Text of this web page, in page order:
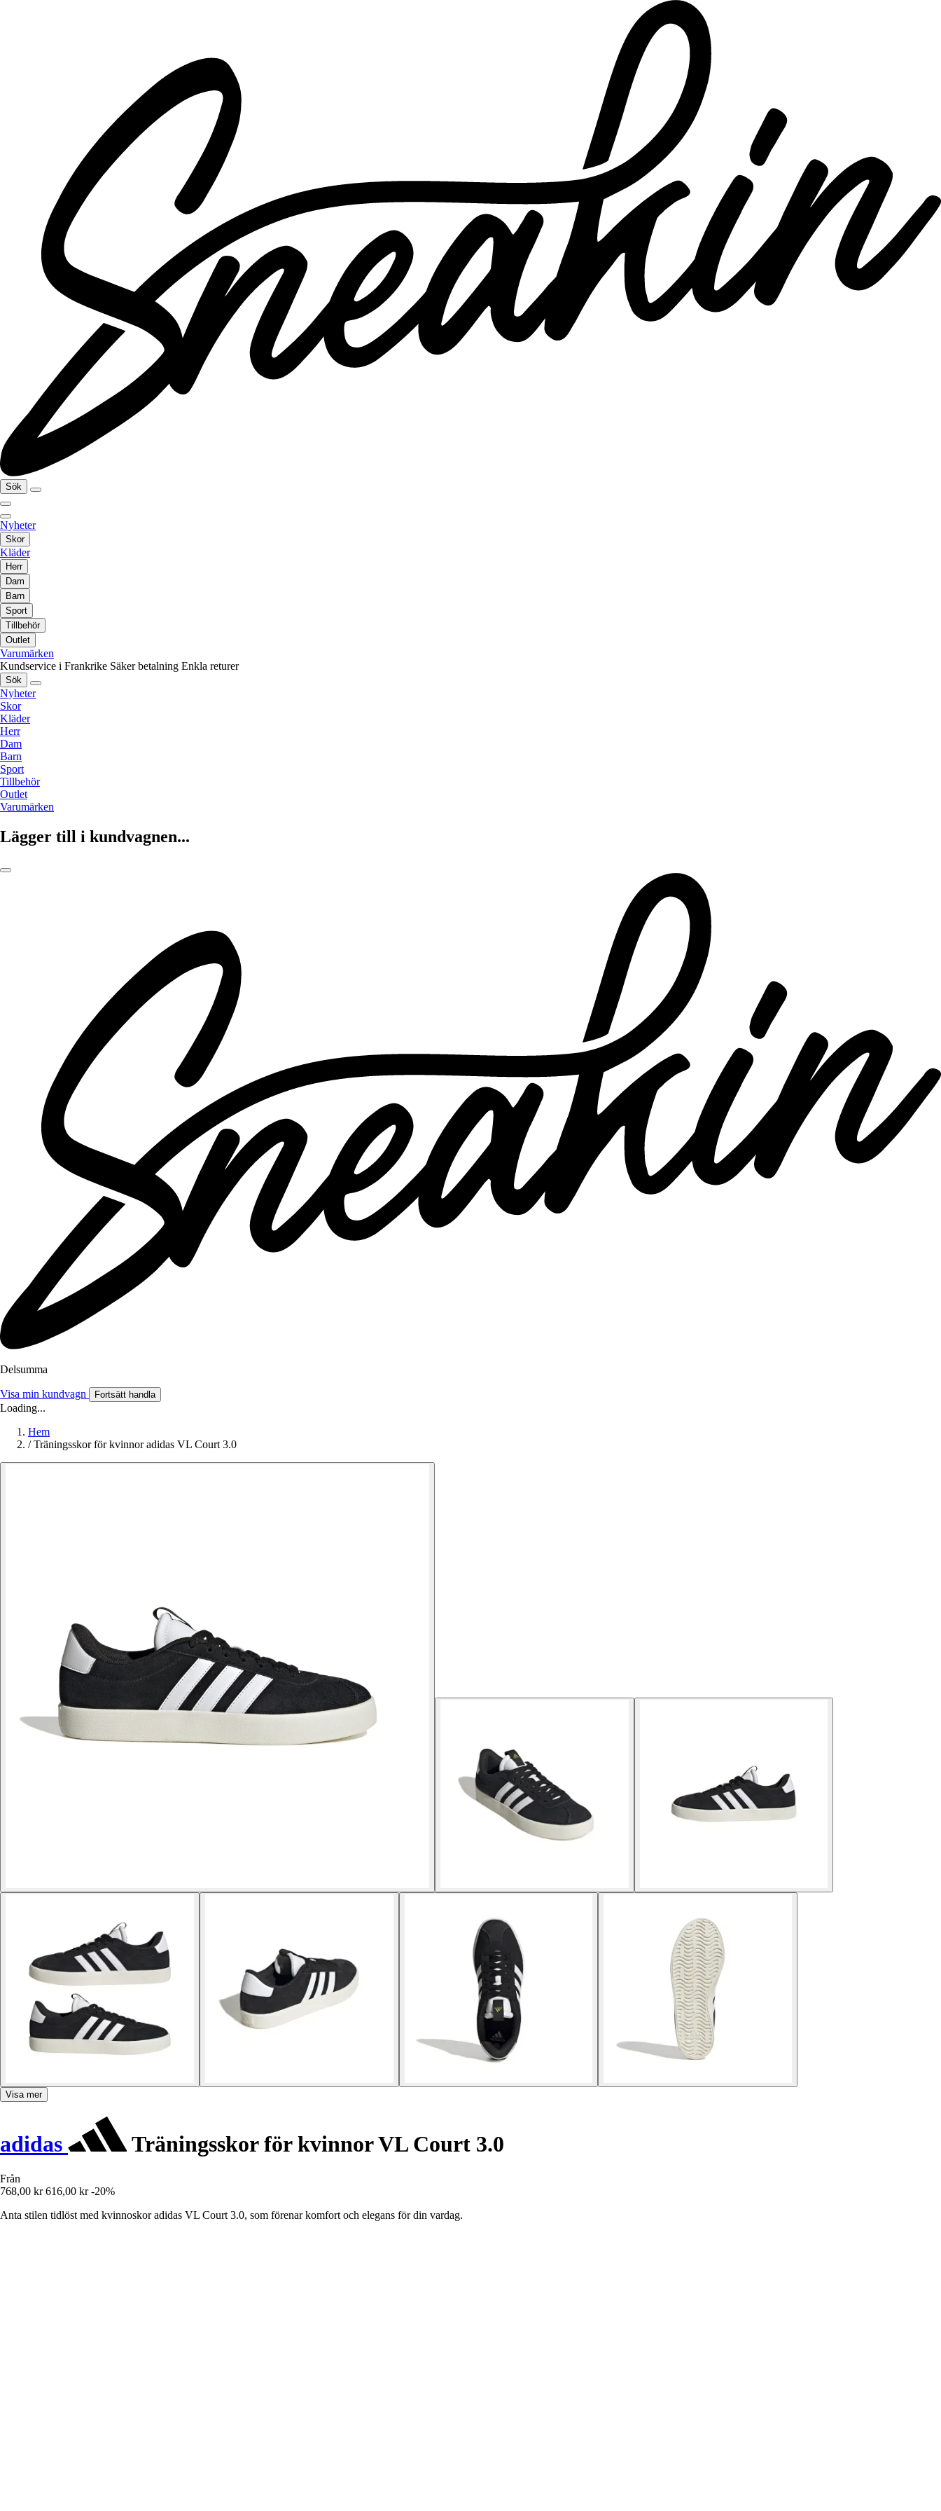
Sök
Nyheter
Skor
Kläder
Herr
Dam
Barn
Sport
Tillbehör
Outlet
Varumärken
Kundservice i Frankrike Säker betalning Enkla returer
Sök
Nyheter
Skor
Kläder
Herr
Dam
Barn
Sport
Tillbehör
Outlet
Varumärken
Lägger till i kundvagnen...
Delsumma
Visa min kundvagn Fortsätt handla
Loading...
Hem
/ Träningsskor för kvinnor adidas VL Court 3.0
Visa mer
adidas Träningsskor för kvinnor VL Court 3.0
Från
768,00 kr 616,00 kr -20%
Anta stilen tidlöst med kvinnoskor adidas VL Court 3.0, som förenar komfort och elegans för din vardag.